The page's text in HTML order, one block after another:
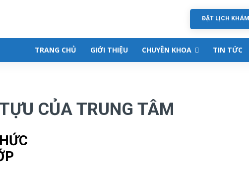
ĐẶT LỊCH KHÁM
TRANG CHỦ GIỚI THIỆU CHUYÊN KHOA TIN TỨC
CỦA TRUNG TÂM